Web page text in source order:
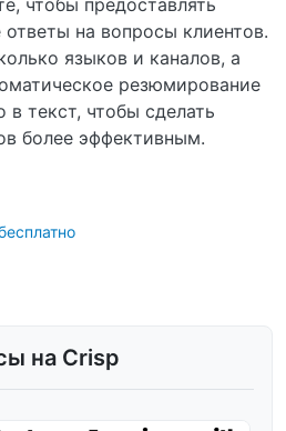
чтобы предоставлять
на вопросы клиентов.
языков и каналов, а
резюмирование
текст, чтобы сделать
более эффективным.
на Crisp